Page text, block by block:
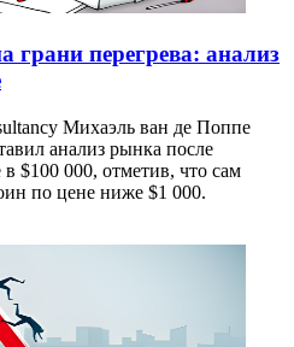
перегрева: анализ
Михаэль ван де Поппе
анализ рынка после
$100 000, отметив, что сам
по цене ниже $1 000.